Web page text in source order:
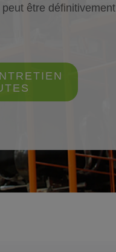
être définitivement